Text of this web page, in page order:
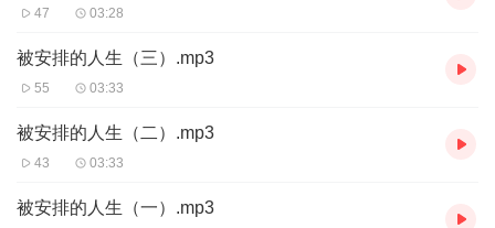
47 03:28
被安排的人生（三）.mp3
55 03:33
被安排的人生（二）.mp3
43 03:33
被安排的人生（一）.mp3